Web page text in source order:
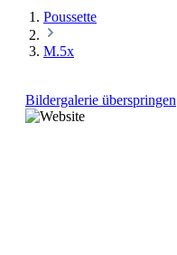
Poussette
M.5x
Bildergalerie überspringen